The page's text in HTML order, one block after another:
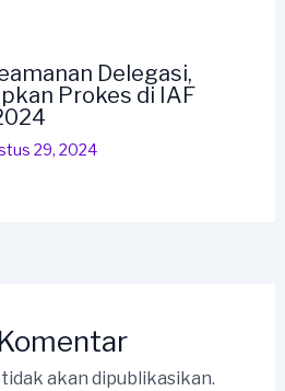
Delegasi,
Prokes di IAF
29, 2024
akan dipublikasikan.